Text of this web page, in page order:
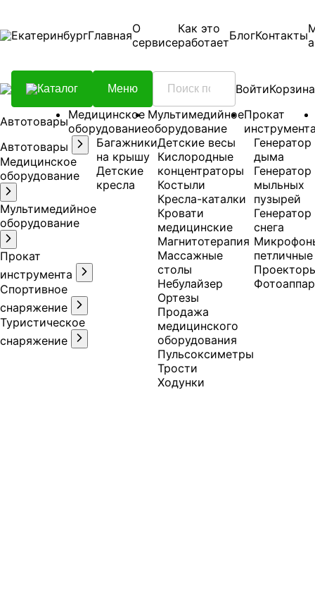
ЕкатеринбургГлавнаяО
сервисе
Как это
работаетБлогКонтакты
Каталог Меню ВойтиКорзина
АвтотоварыМедицинское
оборудование
Мультимедийное
оборудование
Прокат
Автотовары
Медицинское
оборудование
Мультимедийное
оборудование
Прокат
инструмента
Спортивное
снаряжение
Туристическое
снаряжение
Багажники
на крышу
Детские
кресла
Детские весы
Кислородные
концентраторы
Костыли
Кресла-каталки
Кровати
медицинские
Магнитотерапия
Массажные
столы
Небулайзер
Ортезы
Продажа
медицинского
оборудования
Пульсоксиметры
Трости
Ходунки
Генератор
дыма
Генератор
мыльных
пузырей
Генератор
снега
петличные